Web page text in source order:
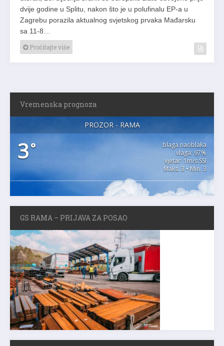
dvije godine u Splitu, nakon što je u polufinalu EP-a u
Zagrebu porazila aktualnog svjetskog prvaka Mađarsku
sa 11-8…
Pročitajte više
Vremenska prognoza
PROZOR - RAMA
3°
blaga naoblaka
vlaga: 97%
vjetar: 1m/s SSI
Maks. 3 • Min. 3
GS RAMA – PRIJAVA ZA POSAO